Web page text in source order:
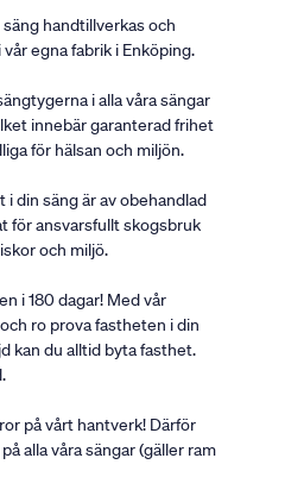
säng handtillverkas och
egna fabrik i Enköping.
i alla våra sängar
innebär garanterad frihet
för hälsan och miljön.
i din säng är av obehandlad
för ansvarsfullt skogsbruk
och miljö.
i 180 dagar! Med vår
ro prova fastheten i din
kan du alltid byta fasthet.
på vårt hantverk! Därför
alla våra sängar (gäller ram